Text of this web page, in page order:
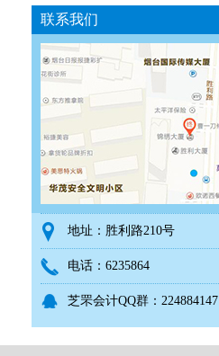
联系我们
地址：胜利路210号
电话：6235864
芝罘会计QQ群：224884147